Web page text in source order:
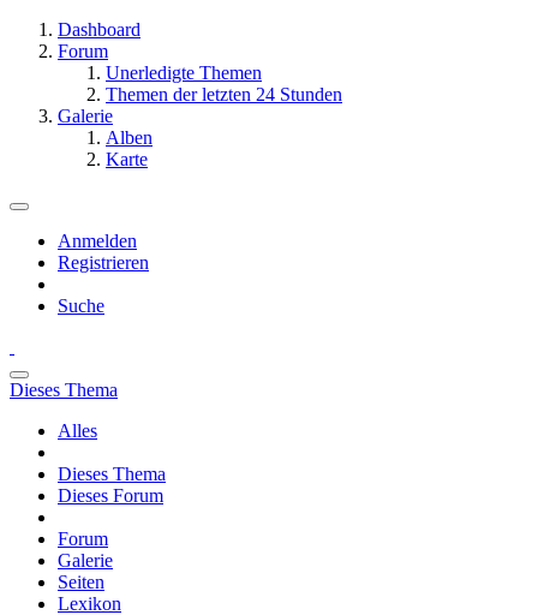
Dashboard
Forum
Unerledigte Themen
Themen der letzten 24 Stunden
Galerie
Alben
Karte
Anmelden
Registrieren
Suche
Dieses Thema
Alles
Dieses Thema
Dieses Forum
Forum
Galerie
Seiten
Lexikon